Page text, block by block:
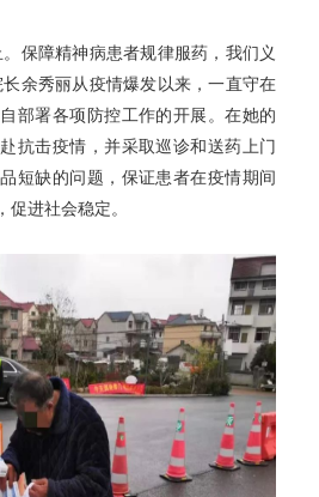
保障精神病患者规律服药，我们义
余秀丽从疫情爆发以来，一直守在
部署各项防控工作的开展。在她的
抗击疫情，并采取巡诊和送药上门
短缺的问题，保证患者在疫情期间
进社会稳定。